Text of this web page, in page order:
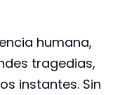
humana,
tragedias,
instantes. Sin